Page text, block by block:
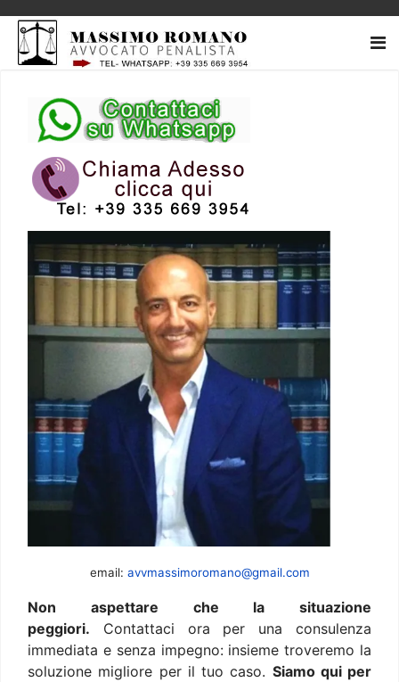
email: avvmassimoromano@gmail.com
Non aspettare che la situazione
peggiori. Contattaci ora per una consulenza
immediata e senza impegno: insieme troveremo la
soluzione migliore per il tuo caso. Siamo qui per